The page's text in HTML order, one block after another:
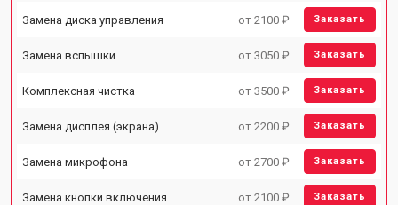
Замена диска управления от 2100 ₽ Заказать
Замена вспышки от 3050 ₽ Заказать
Комплексная чистка от 3500 ₽ Заказать
Замена дисплея (экрана) от 2200 ₽ Заказать
Замена микрофона от 2700 ₽ Заказать
Замена кнопки включения от 2100 ₽ Заказать